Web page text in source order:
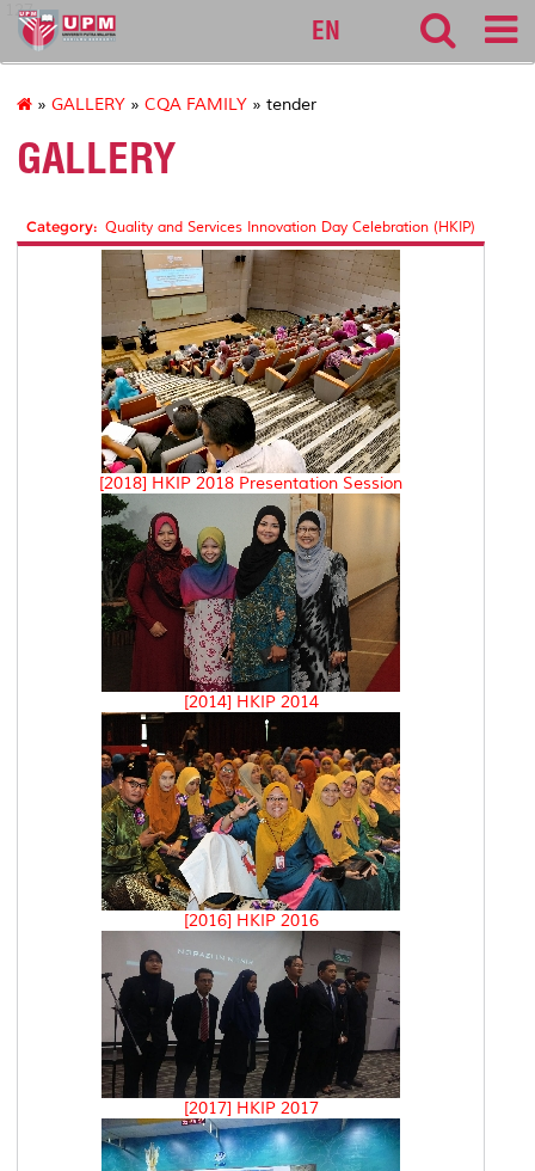
127
EN
» GALLERY » CQA FAMILY » tender
GALLERY
Category: Quality and Services Innovation Day Celebration (HKIP)
[2018] HKIP 2018 Presentation Session
[2014] HKIP 2014
[2016] HKIP 2016
[2017] HKIP 2017